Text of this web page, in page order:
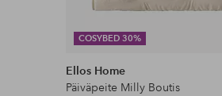
COSYBED 30%
Ellos Home
Päiväpeite Milly Boutis